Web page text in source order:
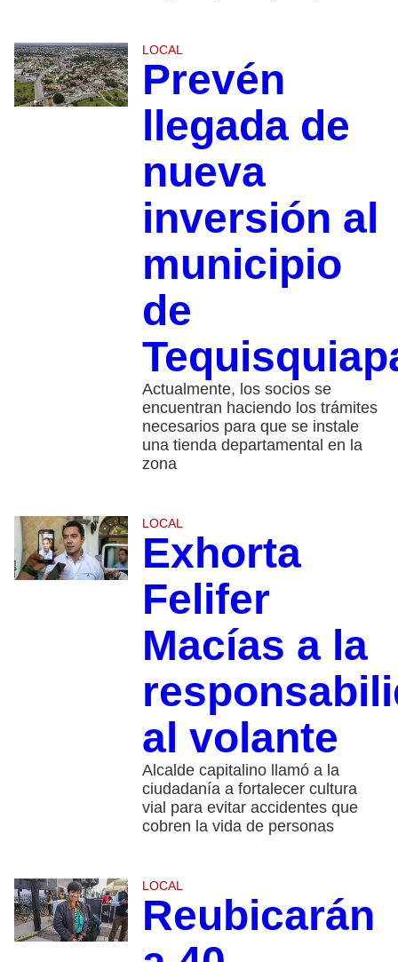
LOCAL
Prevén
llegada de
nueva
inversión al
municipio
de
Actualmente, los socios se
encuentran haciendo los trámites
necesarios para que se instale
una tienda departamental en la
zona
LOCAL
Exhorta
Felifer
Macías a la
al volante
Alcalde capitalino llamó a la
ciudadanía a fortalecer cultura
vial para evitar accidentes que
cobren la vida de personas
LOCAL
Reubicarán